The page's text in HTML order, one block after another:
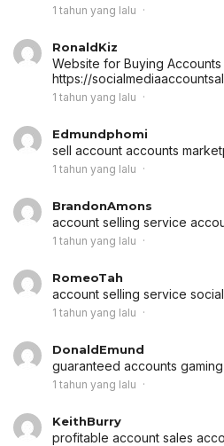
1 tahun yang lalu
RonaldKiz
Website for Buying Accounts
https://
1 tahun yang lalu
Edmundphomi
sell account accounts
1 tahun yang lalu
BrandonAmons
account selling service
1 tahun yang lalu
RomeoTah
account selling service
1 tahun yang lalu
DonaldEmund
guaranteed accounts
1 tahun yang lalu
KeithBurry
profitable account sales